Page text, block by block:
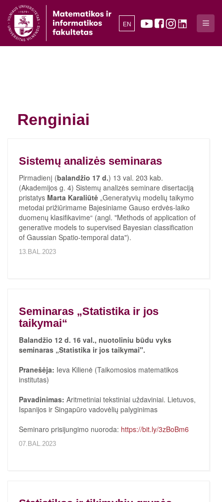
EN
Renginiai
Sistemų analizės seminaras
Pirmadienį (balandžio 17 d.) 13 val. 203 kab.
(Akademijos g. 4) Sistemų analizės seminare disertaciją
pristatys Marta Karaliūtė „Generatyvių modelių taikymo
metodai prižiūrimame Bajesiniame Gauso erdvės-laiko
duomenų klasifikavime“ (angl. "Methods of application of
generative models to supervised Bayesian classification
of Gaussian Spatio-temporal data").
13.BAL.2023
Seminaras „Statistika ir jos
taikymai“
Balandžio 12 d. 16 val., nuotoliniu būdu vyks
seminaras „Statistika ir jos taikymai".
Pranešėja: Ieva Kilienė (Taikomosios matematikos
institutas)
Pavadinimas: Aritmetiniai tekstiniai uždaviniai. Lietuvos,
Ispanijos ir Singapūro vadovėlių palyginimas
Seminaro prisijungimo nuoroda: https://bit.ly/3zBoBm6
07.BAL.2023